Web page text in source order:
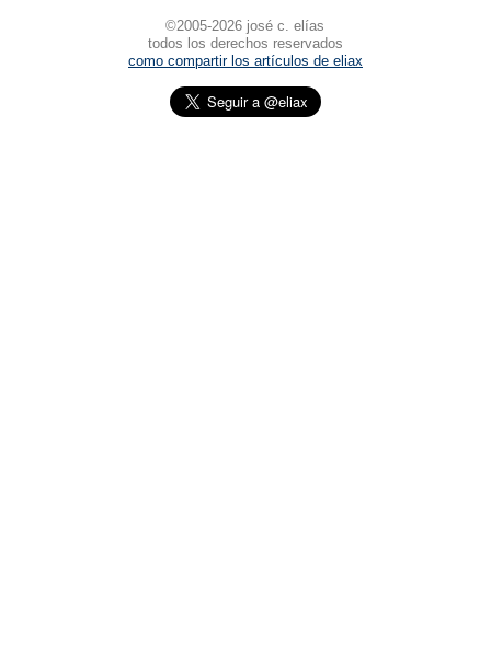
©2005-2026 josé c. elías
todos los derechos reservados
como compartir los artículos de eliax